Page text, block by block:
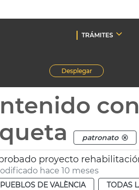
TRÁMITES
Desplegar
patronato
proyecto
hace 10 meses
PUEBLOS DE VALÈNCIA TODAS